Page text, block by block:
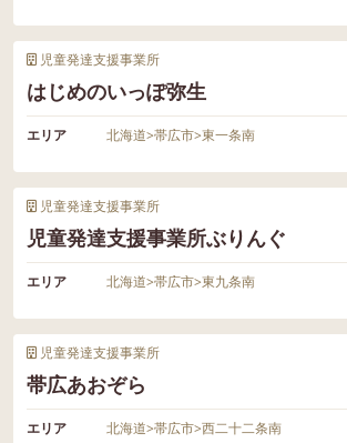
児童発達支援事業所
はじめのいっぽ弥生
エリア 北海道>帯広市>東一条南
児童発達支援事業所
児童発達支援事業所ぶりんぐ
エリア 北海道>帯広市>東九条南
児童発達支援事業所
帯広あおぞら
エリア 北海道>帯広市>西二十二条南